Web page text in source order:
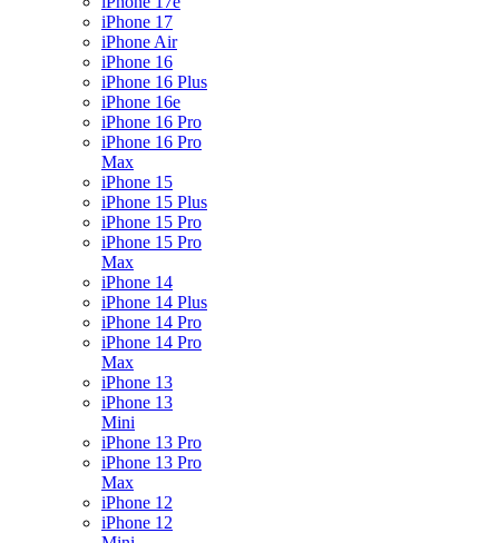
iPhone 17
iPhone Air
iPhone 16
iPhone 16 Plus
iPhone 16e
iPhone 16 Pro
iPhone 16 Pro
Max
iPhone 15
iPhone 15 Plus
iPhone 15 Pro
iPhone 15 Pro
Max
iPhone 14
iPhone 14 Plus
iPhone 14 Pro
iPhone 14 Pro
Max
iPhone 13
iPhone 13
Mini
iPhone 13 Pro
iPhone 13 Pro
Max
iPhone 12
iPhone 12